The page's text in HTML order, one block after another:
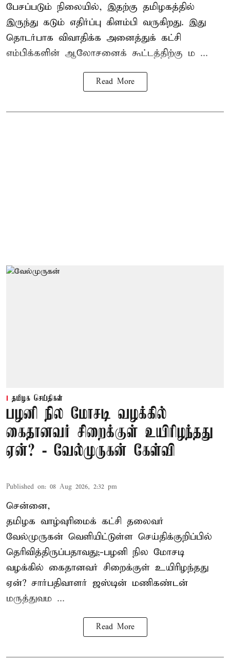
பேசப்படும் நிலையில், இதற்கு தமிழகத்தில்
இருந்து கடும் எதிர்ப்பு கிளம்பி வருகிறது. இது
தொடர்பாக விவாதிக்க அனைத்துக் கட்சி
எம்பிக்களின் ஆலோசனைக் கூட்டத்திற்கு ம ...
Read More
தமிழக செய்திகள்
பழனி நில மோசடி வழக்கில்
கைதானவர் சிறைக்குள் உயிரிழந்தது
ஏன்? - வேல்முருகன் கேள்வி
Published on: 08 Aug 2026, 2:32 pm
சென்னை,
தமிழக வாழ்வுரிமைக் கட்சி தலைவர்
வேல்முருகன் வெளியிட்டுள்ள செய்திக்குறிப்பில்
தெரிவித்திருப்பதாவது;-பழனி நில மோசடி
வழக்கில் கைதானவர் சிறைக்குள் உயிரிழந்தது
ஏன்? சார்பதிவாளர் ஜஸ்டின் மணிகண்டன்
மருத்துவம ...
Read More